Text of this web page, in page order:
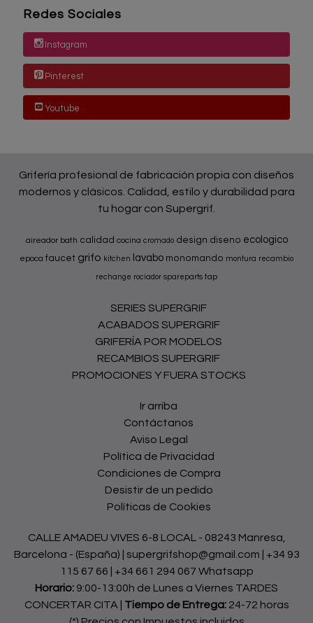
Redes Sociales
Instagram
Pinterest
Youtube
Grifería profesional de fabricación propia con diseños
modernos y clásicos. Calidad, estilo y durabilidad para
tu hogar con Supergrif.
aireador bath calidad cocina cromado design diseno ecologico
epoca faucet grifo kitchen lavabo monomando montura recambio
rechange rociador spareparts tap
SERIES SUPERGRIF
ACABADOS SUPERGRIF
GRIFERÍA POR MODELOS
RECAMBIOS SUPERGRIF
PROMOCIONES Y FUERA STOCKS
Ir arriba
Contáctanos
Aviso Legal
Política de Privacidad
Condiciones de Compra
Desistir de un pedido
Políticas de Cookies
CALLE AMADEU VIVES 6-8 LOCAL - 08243 Manresa,
Barcelona - (España) | supergrifshop@gmail.com | +34 93
115 67 66
+34 661 294 067 Whatsapp
Horario: 9:00-13:00h de Lunes a Viernes TARDES
CONCERTAR CITA | Tiempo de Entrega: 24-72 horas